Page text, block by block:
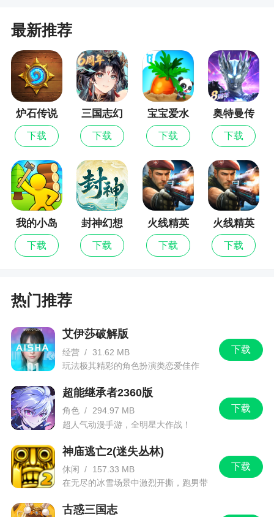
4、无论是校园、时尚、魔幻、童话、穿越……
各种风格任你发挥
小编评价
1、自由装扮，穿出个性。小魔仙全新作品，挑
战个性创意的巴啦啦魔法水晶鞋已经全面上线了。
面、鞋带等都能自主设计，全面挑战你的审美与创
意，自己的鞋子自己做主。赶快来这里下载试试吧
2、汇集了多种巴啦啦小魔仙角色，玩家可以随
时选择不同的角色，拥有多种饰品可以根据不同的
剧情需求进行穿搭换装，能够搭配出各种样式，还
的魔法水晶鞋魅力，你可以打造出这个世界上最美
意组合和好友比拼一下哪一个才是最好看的
更新日志
更新游戏字体
最新推荐
炉石传说
下载
三国志幻
想大陆
下载
宝宝爱水
果蔬菜
下载
奥特曼传
奇英雄
下载
我的小岛
下载
封神幻想
世界
下载
火线精英
无限金币
版
下载
火线精英
下载
热门推荐
下载
艾伊莎破解版
经营 / 31.62 MB
玩法极其精彩的角色扮演类恋爱佳作
下载
超能继承者2360版
角色 /
294.97 MB
超人气动漫手游，全明星大作战！
下载
神庙逃亡2(迷失丛林)
休闲 /
157.33 MB
在无尽的冰雪场景中激烈开撕，跑男带
古惑三国志